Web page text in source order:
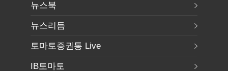
뉴스북
뉴스리듬
토마토증권통 Live
IB토마토